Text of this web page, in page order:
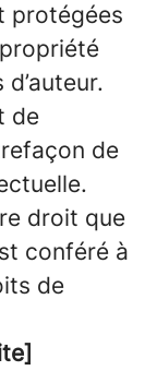
protégées
de
de
droit que
conféré à
de